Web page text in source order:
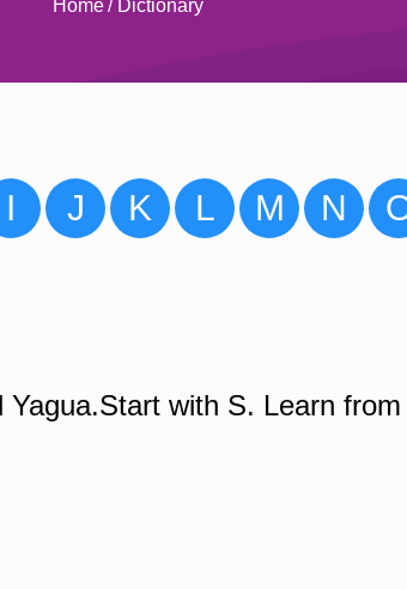
Home/ Dictionary
I J K L M N
with S. Learn from